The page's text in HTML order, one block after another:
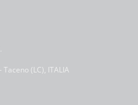
(LC), ITALIA